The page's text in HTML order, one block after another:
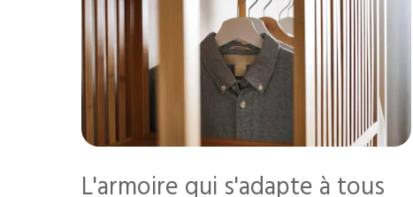
L'armoire qui s'adapte à tous